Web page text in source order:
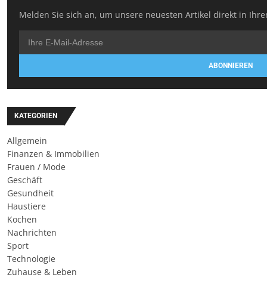
Melden Sie sich an, um unsere neuesten Artikel direkt in
ABONNIEREN
KATEGORIEN
Allgemein
Finanzen & Immobilien
Frauen / Mode
Geschäft
Gesundheit
Haustiere
Kochen
Nachrichten
Sport
Technologie
Zuhause & Leben